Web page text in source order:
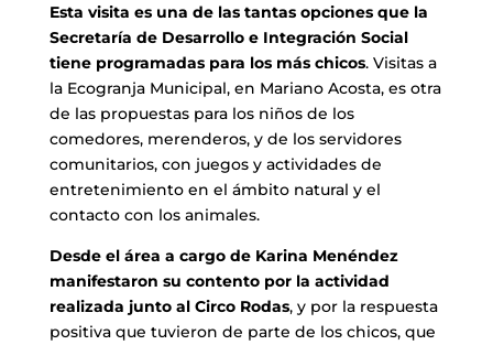
Esta visita es una de las tantas opciones que la
Secretaría de Desarrollo e Integración Social
tiene programadas para los más chicos. Visitas a
la Ecogranja Municipal, en Mariano Acosta, es otra
de las propuestas para los niños de los
comedores, merenderos, y de los servidores
comunitarios, con juegos y actividades de
entretenimiento en el ámbito natural y el
contacto con los animales.
Desde el área a cargo de Karina Menéndez
manifestaron su contento por la actividad
realizada junto al Circo Rodas, y por la respuesta
positiva que tuvieron de parte de los chicos, que